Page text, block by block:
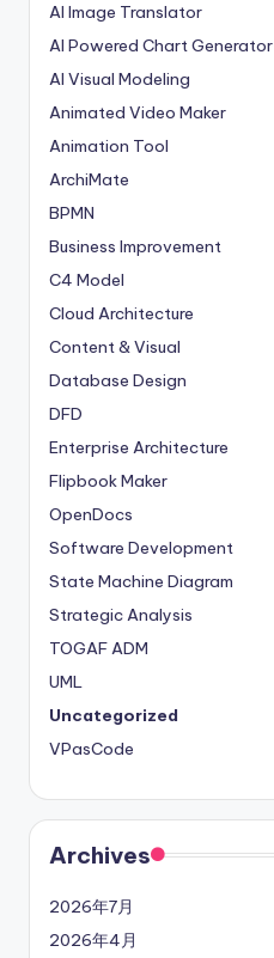
AI Image Translator
AI Powered Chart Generator
AI Visual Modeling
Animated Video Maker
Animation Tool
ArchiMate
BPMN
Business Improvement
C4 Model
Cloud Architecture
Content & Visual
Database Design
DFD
Enterprise Architecture
Flipbook Maker
OpenDocs
Software Development
State Machine Diagram
Strategic Analysis
TOGAF ADM
UML
Uncategorized
VPasCode
Archives
2026年7月
2026年4月